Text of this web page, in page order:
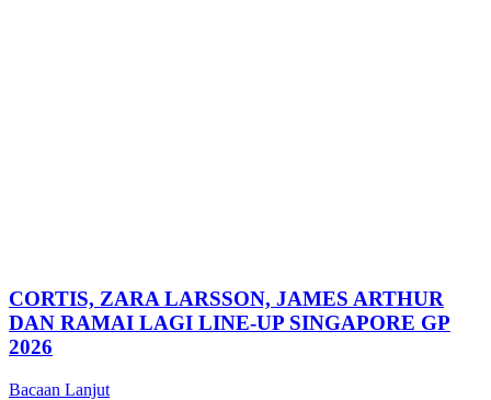
CORTIS, ZARA LARSSON, JAMES ARTHUR
DAN RAMAI LAGI LINE-UP SINGAPORE GP
2026
Bacaan Lanjut